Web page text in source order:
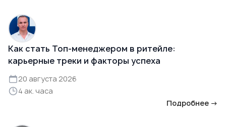
Как стать Топ-менеджером в ритейле:
карьерные треки и факторы успеха
20 августа 2026
4 ак. часа
Подробнее →